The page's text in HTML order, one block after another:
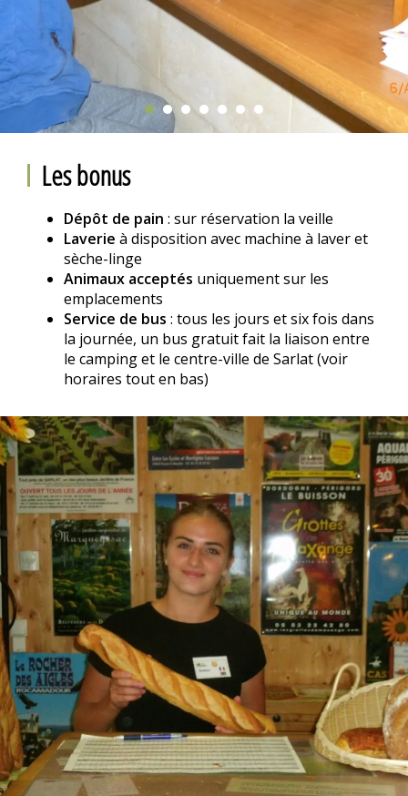
Les bonus
Dépôt de pain : sur réservation la veille
Laverie à disposition avec machine à laver et
sèche-linge
Animaux acceptés uniquement sur les
emplacements
Service de bus : tous les jours et six fois dans
la journée, un bus gratuit fait la liaison entre
le camping et le centre-ville de Sarlat (voir
horaires tout en bas)